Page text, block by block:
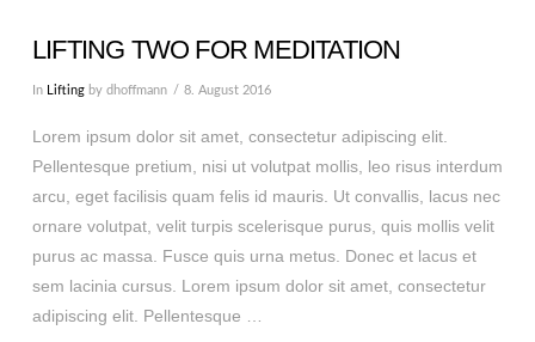
LIFTING TWO FOR MEDITATION
In Liftingby dhoffmann 8. August 2016
Lorem ipsum dolor sit amet, consectetur adipiscing elit.
Pellentesque pretium, nisi ut volutpat mollis, leo risus interdum
arcu, eget facilisis quam felis id mauris. Ut convallis, lacus nec
ornare volutpat, velit turpis scelerisque purus, quis mollis velit
purus ac massa. Fusce quis urna metus. Donec et lacus et
sem lacinia cursus. Lorem ipsum dolor sit amet, consectetur
adipiscing elit. Pellentesque …